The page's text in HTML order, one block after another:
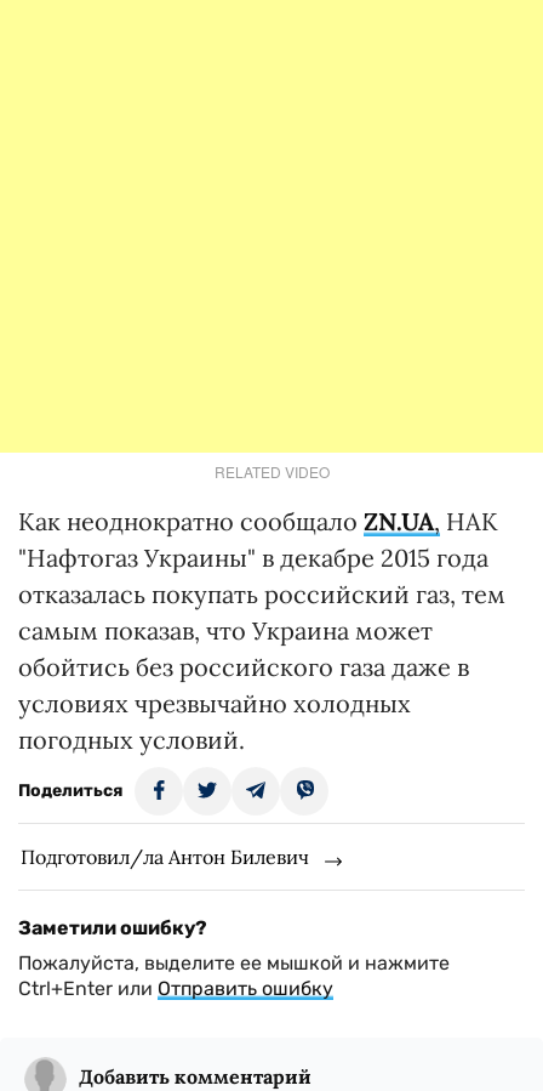
RELATED VIDEO
Как неоднократно сообщало ZN.UA, НАК
"Нафтогаз Украины" в декабре 2015 года
отказалась покупать российский газ, тем
самым показав, что Украина может
обойтись без российского газа даже в
условиях чрезвычайно холодных
погодных условий.
Поделиться
Подготовил/ла Антон Билевич
Заметили ошибку?
Пожалуйста, выделите ее мышкой и нажмите
Ctrl+Enter или Отправить ошибку
Добавить комментарий